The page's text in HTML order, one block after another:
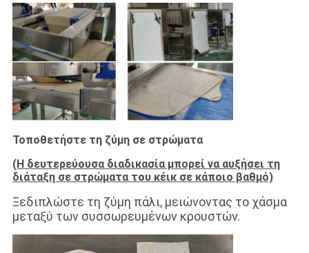
Τοποθετήστε τη ζύμη σε στρώματα
(Η δευτερεύουσα διαδικασία μπορεί να αυξήσει τη
διάταξη σε στρώματα του κέικ σε κάποιο βαθμό)
Ξεδιπλώστε τη ζύμη πάλι, μειώνοντας το χάσμα
μεταξύ των συσσωρευμένων κρουστών.